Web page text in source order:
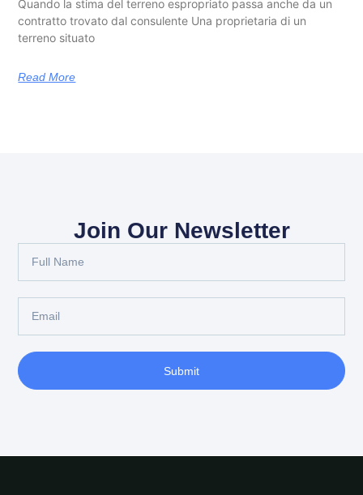
Quando la stima del terreno espropriato passa anche da un
contratto trovato dal consulente Una proprietaria di un
terreno situato
Read More
Join Our Newsletter
Submit